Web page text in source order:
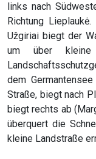
links nach
Richtung
Užgiriai biegt der
um über kleine
dem
Straße, biegt nach
biegt rechts ab
überquert die
kleine Landstraße